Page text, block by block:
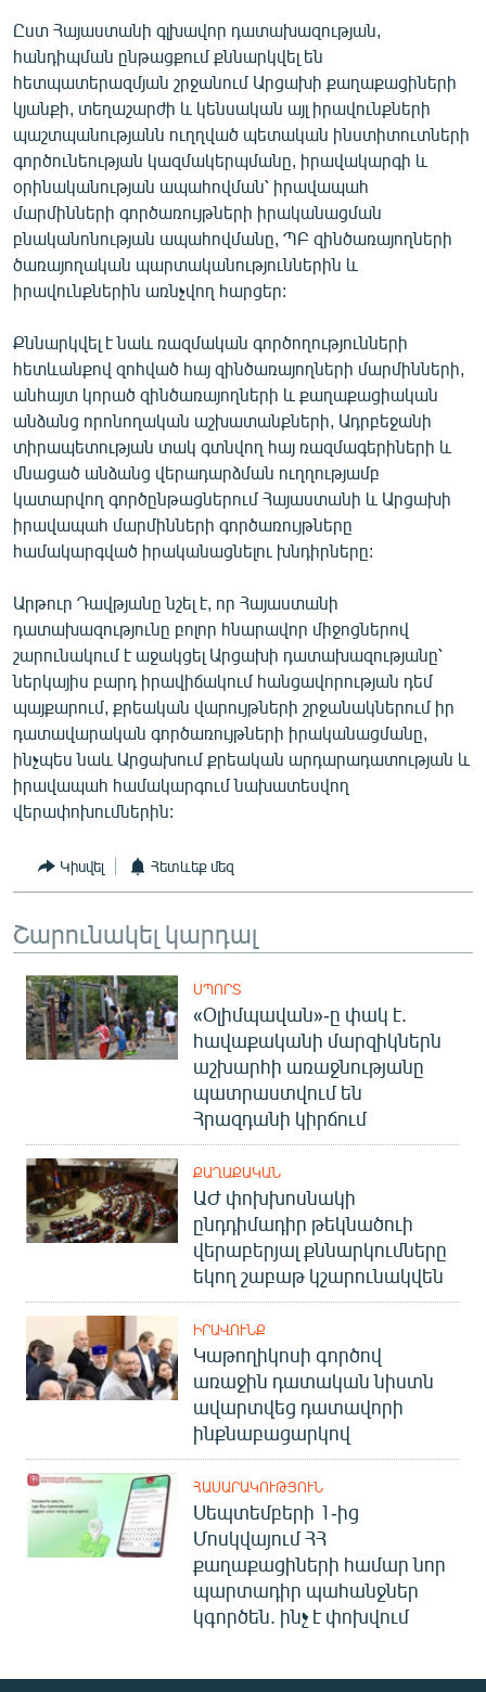
ՏԵՍԱՆՅՈՒԹԵՐ
ԲԱՆԱՎԵՃ
ՁԳՏԵԼՈՎ ԼԱՎԱԳՈՒՅՆԻՆ
ՓՈԴՔԱՍԹ
Հայերեն
English
Русский
ՀԵՏԵՎԵՔ ՄԵԶ
«Ազատության» բոլոր կայքերը
Ըստ Հայաստանի գլխավոր դատախազության,
հանդիպման ընթացքում քննարկվել են
հետպատերազմյան շրջանում Արցախի քաղաքացիների
կյանքի, տեղաշարժի և կենսական այլ իրավունքների
պաշտպանությանն ուղղված պետական ինստիտուտների
գործունեության կազմակերպմանը, իրավակարգի և
օրինականության ապահովման՝ իրավապահ
մարմինների գործառույթների իրականացման
բնականոնության ապահովմանը, ՊԲ զինծառայողների
ծառայողական պարտականություններին և
իրավունքներին առնչվող հարցեր:
Քննարկվել է նաև ռազմական գործողությունների
հետևանքով զոհված հայ զինծառայողների մարմինների,
անհայտ կորած զինծառայողների և քաղաքացիական
անձանց որոնողական աշխատանքների, Ադրբեջանի
տիրապետության տակ գտնվող հայ ռազմագերիների և
մնացած անձանց վերադարձման ուղղությամբ
կատարվող գործընթացներում Հայաստանի և Արցախի
իրավապահ մարմինների գործառույթները
համակարգված իրականացնելու խնդիրները:
Արթուր Դավթյանը նշել է, որ Հայաստանի
դատախազությունը բոլոր հնարավոր միջոցներով
շարունակում է աջակցել Արցախի դատախազությանը՝
ներկայիս բարդ իրավիճակում հանցավորության դեմ
պայքարում, քրեական վարույթների շրջանակներում իր
դատավարական գործառույթների իրականացմանը,
ինչպես նաև Արցախում քրեական արդարադատության և
իրավապահ համակարգում նախատեսվող
վերափոխումներին:
Կիսվել Հետևեք մեզ
Շարունակել կարդալ
ՍՊՈՐՏ
«Օլիմպավան»-ը փակ է.
հավաքականի մարզիկներն
աշխարհի առաջնությանը
պատրաստվում են
Հրազդանի կիրճում
ՔԱՂԱՔԱԿԱՆ
ԱԺ փոխխոսնակի
ընդդիմադիր թեկնածուի
վերաբերյալ քննարկումները
եկող շաբաթ կշարունակվեն
ԻՐԱՎՈՒՆՔ
Կաթողիկոսի գործով
առաջին դատական նիստն
ավարտվեց դատավորի
ինքնաբացարկով
ՀԱՍԱՐԱԿՈՒԹՅՈՒՆ
Սեպտեմբերի 1-ից
Մոսկվայում ՀՀ
քաղաքացիների համար նոր
պարտադիր պահանջներ
կգործեն. ինչ է փոխվում